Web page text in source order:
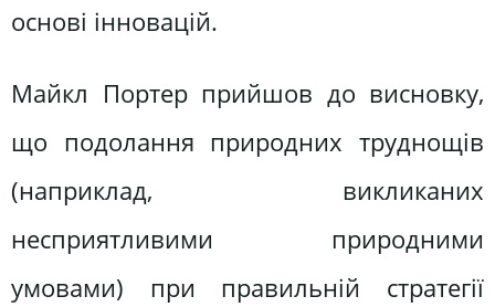
основі інновацій.
Майкл Портер прийшов до висновку,
що подолання природних труднощів
(наприклад, викликаних
несприятливими природними
умовами) при правильній стратегії